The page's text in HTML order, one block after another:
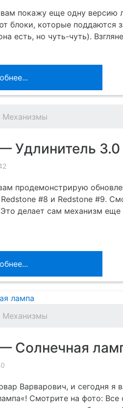
покажу еще одну версию
блоки, которые поддаются
есть, но чуть-чуть).
Механизмы
Удлинитель 3.0
продемонстрирую
#8 и Redstone #9.
делает сам механизм
Механизмы
Солнечная
Варварович, и сегодня я
Смотрите на фото: